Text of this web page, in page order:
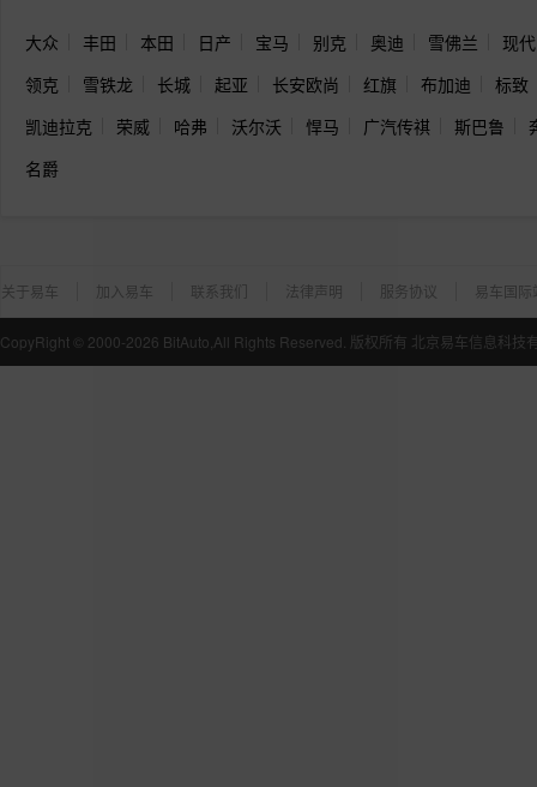
大众 丰田 本田 日产 宝马 别克 奥迪 雪佛兰
现代
领克
雪铁龙 长城 起亚 长安欧尚 红旗 布加迪
标致
凯迪拉克
荣威 哈弗 沃尔沃 悍马 广汽传祺 斯巴鲁
名爵
关于易车 加入易车 联系我们 法律声明 服务协议 易车国际
CopyRight © 2000-2026 BitAuto,All Rights Reserved. 版权所有 北京易车信息科